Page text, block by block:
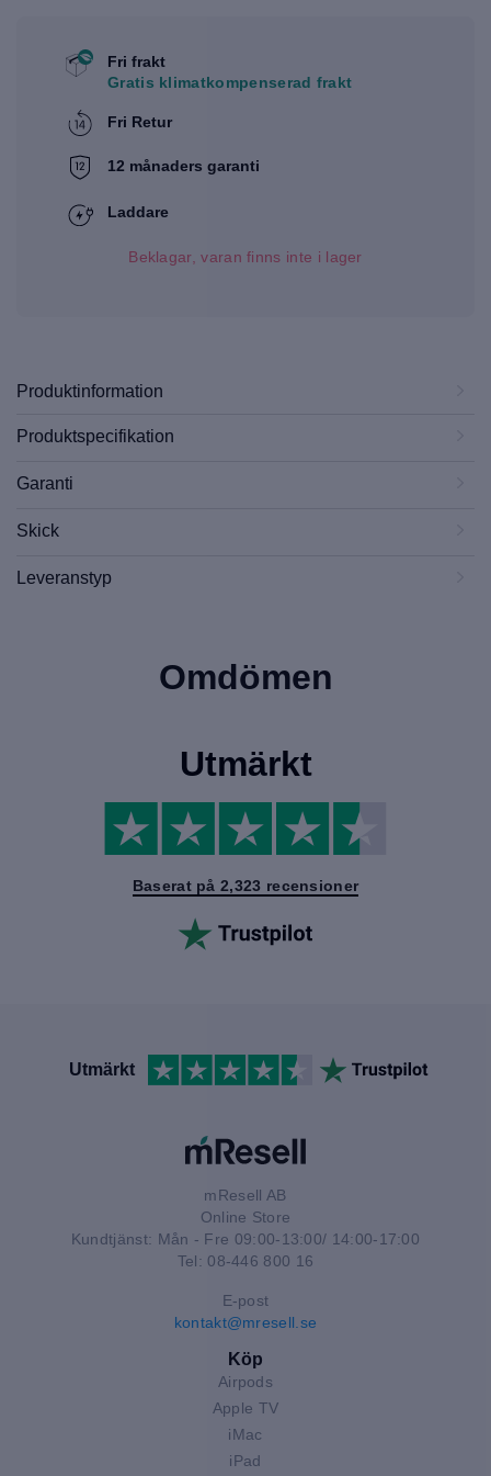
Fri frakt
Gratis klimatkompenserad frakt
Fri Retur
12 månaders garanti
Laddare
Beklagar, varan finns inte i lager
Produktinformation
Produktspecifikation
Garanti
Skick
Leveranstyp
Omdömen
Utmärkt
Baserat på 2,323 recensioner
Utmärkt
mResell AB
Online Store
Kundtjänst: Mån - Fre 09:00-13:00/ 14:00-17:00
Tel: 08-446 800 16
E-post
kontakt@mresell.se
Köp
Airpods
Apple TV
iMac
iPad